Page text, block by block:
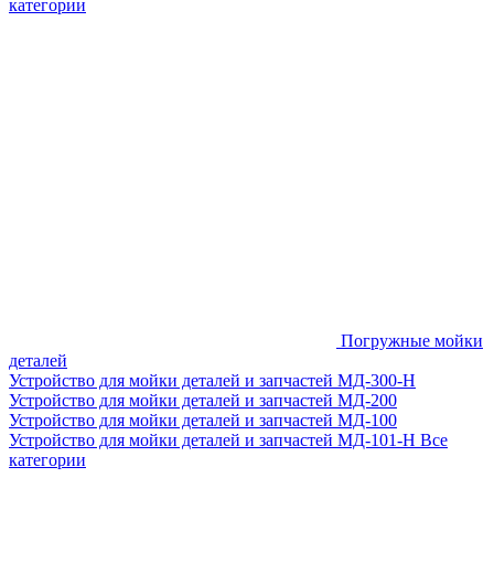
категории
Погружные мойки
деталей
Устройство для мойки деталей и запчастей МД-300-H
Устройство для мойки деталей и запчастей МД-200
Устройство для мойки деталей и запчастей МД-100
Устройство для мойки деталей и запчастей МД-101-Н Все
категории